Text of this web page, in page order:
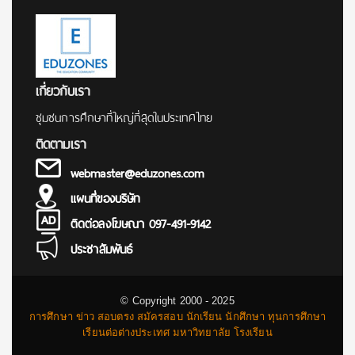
เกี่ยวกับเรา
ชุมชนการศึกษาที่ใหญ่ที่สุดในประเทศไทย
ติดตามเรา
webmaster@eduzones.com
แผนที่ของบริษัท
ติดต่อลงโฆษณา 097-491-9142
ประชาสัมพันธ์
© Copyright 2000 - 2025
การศึกษา ข่าว สอบตรง สมัครสอบ นักเรียน นักศึกษา ทุนการศึกษา
เรียนต่อต่างประเทศ มหาวิทยาลัย โรงเรียน